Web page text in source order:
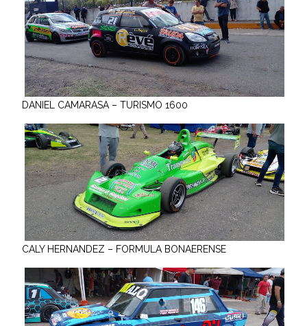
DANIEL CAMARASA – TURISMO 1600
CALY HERNANDEZ – FORMULA BONAERENSE